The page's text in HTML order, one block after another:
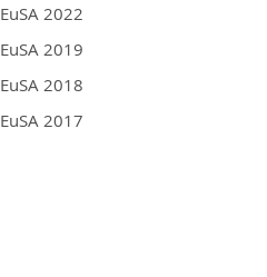
EuSA 2022
EuSA 2019
EuSA 2018
EuSA 2017